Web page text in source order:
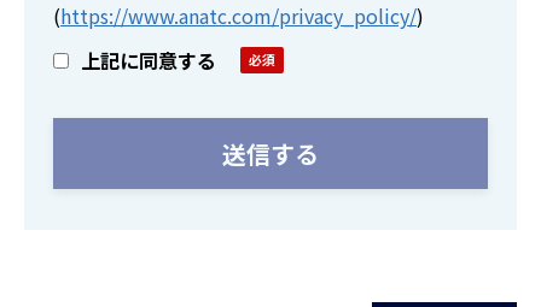
(https://www.anatc.com/privacy_policy/)
上記に同意する